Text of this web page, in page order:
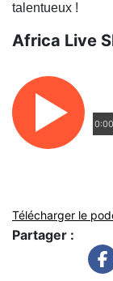
talentueux !
Africa Live
0:00
Télécharger le
Partager :